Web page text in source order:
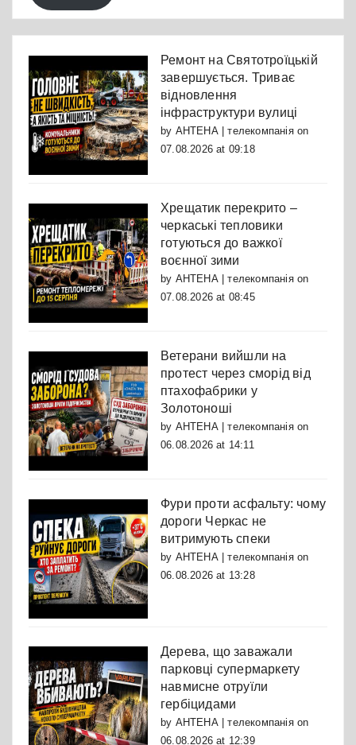
Ремонт на Святотроїцькій
завершується. Триває
відновлення
інфраструктури вулиці
by АНТЕНА | телекомпаніяon
07.08.2026 at 09:18
Хрещатик перекрито –
черкаські тепловики
готуються до важкої
воєнної зими
by АНТЕНА | телекомпаніяon
07.08.2026 at 08:45
Ветерани вийшли на
протест через сморід від
птахофабрики у
Золотоноші
by АНТЕНА | телекомпаніяon
06.08.2026 at 14:11
Фури проти асфальту: чому
дороги Черкас не
витримують спеки
by АНТЕНА | телекомпаніяon
06.08.2026 at 13:28
Дерева, що заважали
парковці супермаркету
навмисне отруїли
гербіцидами
by АНТЕНА | телекомпаніяon
06.08.2026 at 12:39